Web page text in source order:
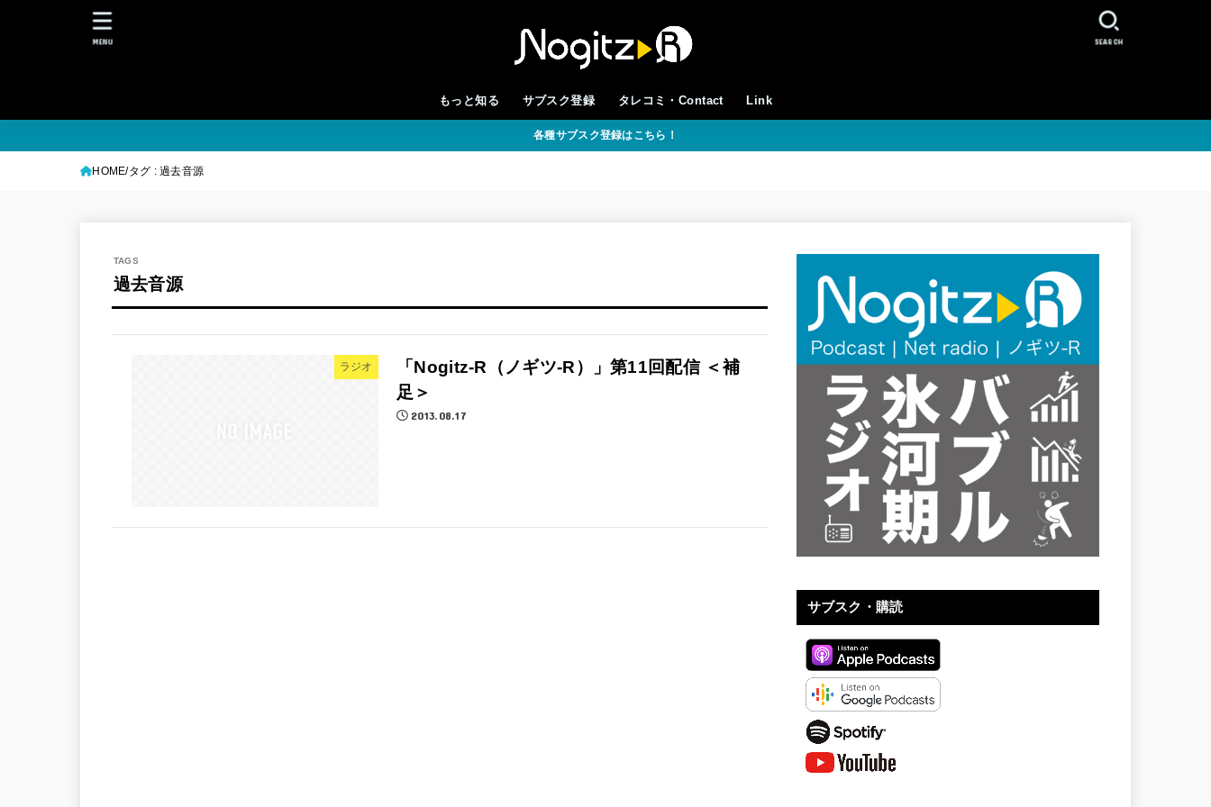
もっと知る サブスク登録 タレコミ・Contact Link
SEARCH
MENU
各種サブスク登録はこちら！
HOME タグ : 過去音源
過去音源
ラジオ
「Nogitz-R（ノギツ-R）」第11回配信 ＜補
足＞
2013.08.17
サブスク・購読